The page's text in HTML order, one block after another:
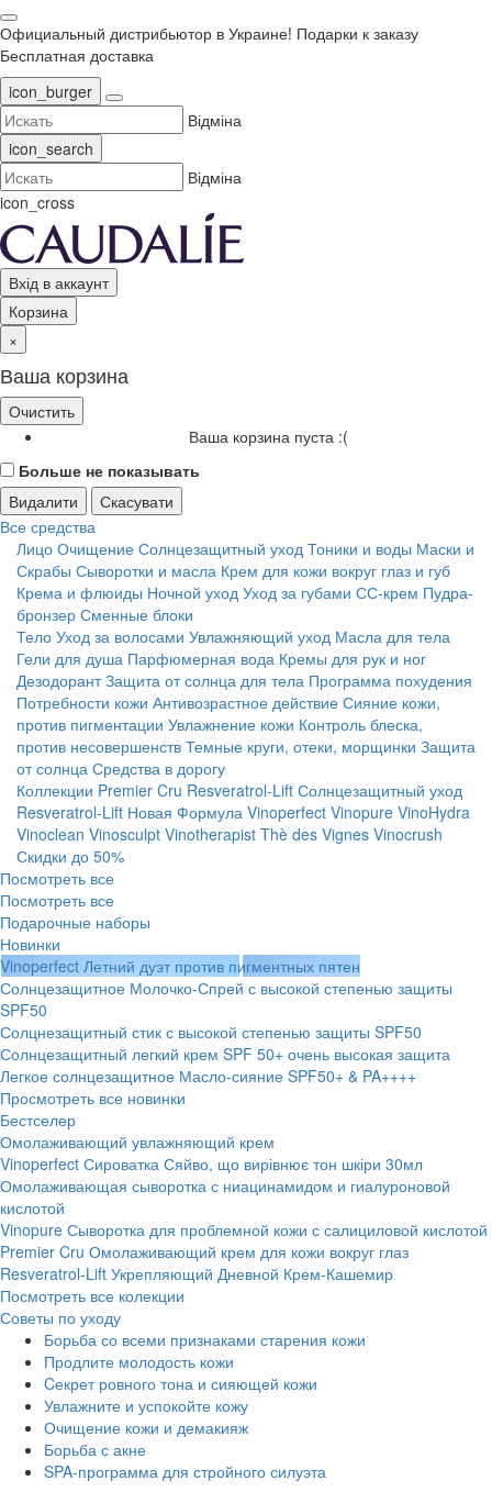
Официальный дистрибьютор в Украине! Подарки к заказу
Бесплатная доставка
icon_burger
Відміна
icon_search
Відміна
icon_cross
Вхід в аккаунт
Корзина
×
Ваша корзина
Очистить
Ваша корзина пуста :(
Больше не показывать
Видалити
Скасувати
Все средства
Лицо Очищение Солнцезащитный уход Тоники и воды Маски и
Скрабы Сыворотки и масла Крем для кожи вокруг глаз и губ
Крема и флюиды Ночной уход Уход за губами СС-крем Пудра-
бронзер Сменные блоки
Тело Уход за волосами Увлажняющий уход Масла для тела
Гели для душа Парфюмерная вода Кремы для рук и ног
Дезодорант Защита от солнца для тела Программа похудения
Потребности кожи Антивозрастное действие Сияние кожи,
против пигментации Увлажнение кожи Контроль блеска,
против несовершенств Темные круги, отеки, морщинки Защита
от солнца Средства в дорогу
Коллекции Premier Cru Resveratrol-Lift Солнцезащитный уход
Resveratrol-Lift Новая Формула Vinoperfect Vinopure VinoHydra
Vinoclean Vinosculpt Vinotherapist Thè des Vignes Vinocrush
Скидки до 50%
Посмотреть все
Посмотреть все
Подарочные наборы
Новинки
Vinoperfect Летний дуэт против пигментных пятен
Солнцезащитное Молочко-Спрей с высокой степенью защиты
SPF50
Солцнезащитный стик с высокой степенью защиты SPF50
Солнцезащитный легкий крем SPF 50+ очень высокая защита
Легкое солнцезащитное Масло-сияние SPF50+ & PA++++
Просмотреть все новинки
Бестселер
Омолаживающий увлажняющий крем
Vinoperfect Сироватка Сяйво, що вирівнює тон шкіри 30мл
Омолаживающая сыворотка с ниацинамидом и гиалуроновой
кислотой
Vinopure Сыворотка для проблемной кожи с салициловой кислотой
Premier Cru Омолаживающий крем для кожи вокруг глаз
Resveratrol-Lift Укрепляющий Дневной Крем-Кашемир
Посмотреть все колекции
Советы по уходу
Борьба со всеми признаками старения кожи
Продлите молодость кожи
Cекрет ровного тона и сияющей кожи
Увлажните и успокойте кожу
Очищение кожи и демакияж
Борьба с акне
SPA-программа для стройного силуэта